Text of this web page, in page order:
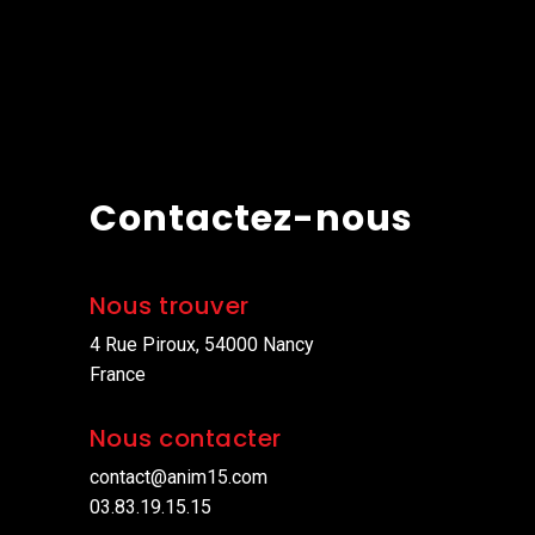
Contactez-nous
Nous trouver
4 Rue Piroux, 54000 Nancy
France
Nous contacter
contact@anim15.com
03.83.19.15.15